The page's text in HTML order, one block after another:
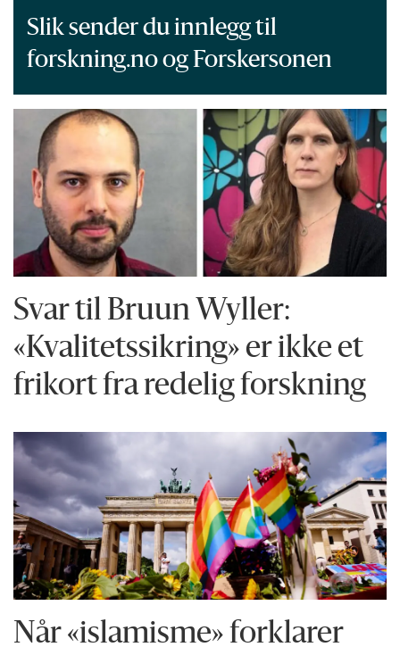
Slik sender du innlegg til
forskning.no og Forskersonen
Svar til Bruun Wyller:
«Kvalitetssikring» er ikke et
frikort fra redelig forskning
Når «islamisme» forklarer